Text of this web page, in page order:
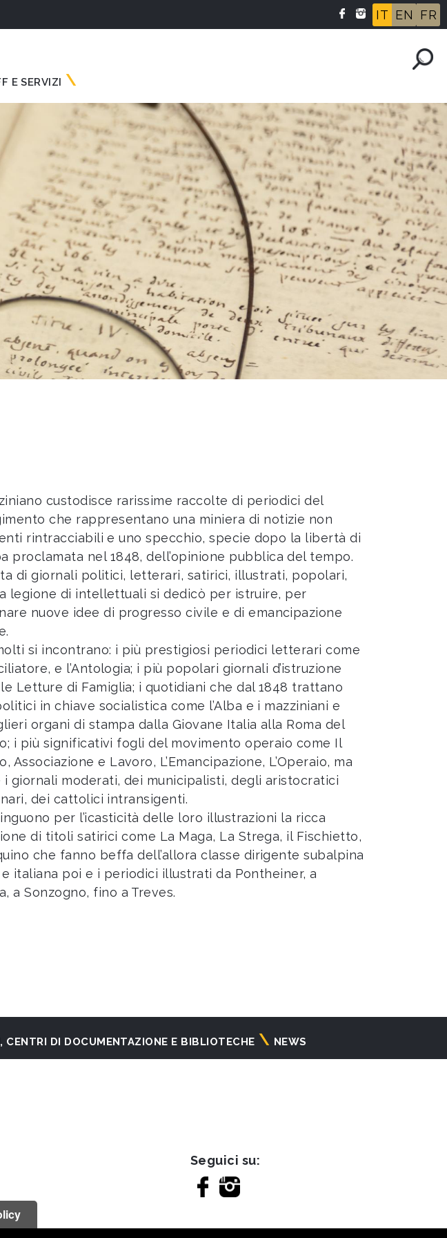
IT EN FR
E SERVIZI
custodisce rarissime raccolte di periodici del
che rappresentano una miniera di notizie non
rintracciabili e uno specchio, specie dopo la libertà di
proclamata nel 1848, dell’opinione pubblica del tempo.
di giornali politici, letterari, satirici, illustrati, popolari,
legione di intellettuali si dedicò per istruire, per
nuove idee di progresso civile e di emancipazione
si incontrano: i più prestigiosi periodici letterari come
e l’Antologia; i più popolari giornali d’istruzione
Letture di Famiglia; i quotidiani che dal 1848 trattano
in chiave socialistica come l’Alba e i mazziniani e
organi di stampa dalla Giovane Italia alla Roma del
i più significativi fogli del movimento operaio come Il
Associazione e Lavoro, L’Emancipazione, L’Operaio, ma
i giornali moderati, dei municipalisti, degli aristocratici
dei cattolici intransigenti.
per l’icasticità delle loro illustrazioni la ricca
di titoli satirici come La Maga, La Strega, il Fischietto,
che fanno beffa dell’allora classe dirigente subalpina
italiana poi e i periodici illustrati da Pontheiner, a
a Sonzogno, fino a Treves.
CENTRI DI DOCUMENTAZIONE E BIBLIOTECHE NEWS
Seguici su: